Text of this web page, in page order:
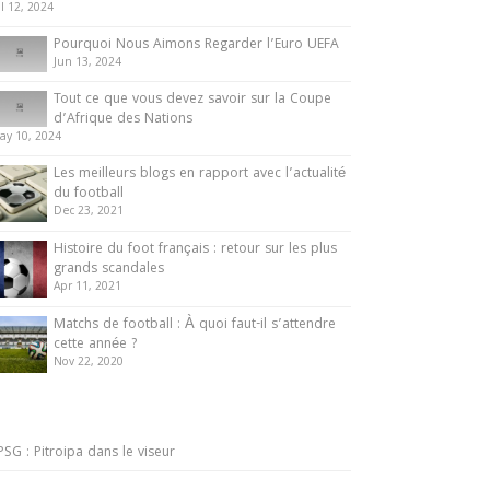
12, 2024
Pourquoi Nous Aimons Regarder l’Euro UEFA
Jun 13, 2024
Tout ce que vous devez savoir sur la Coupe
d’Afrique des Nations
10, 2024
Les meilleurs blogs en rapport avec l’actualité
du football
Dec 23, 2021
Histoire du foot français : retour sur les plus
grands scandales
Apr 11, 2021
Matchs de football : À quoi faut-il s’attendre
cette année ?
Nov 22, 2020
: Pitroipa dans le viseur